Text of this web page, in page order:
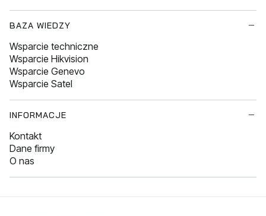
BAZA WIEDZY
Wsparcie techniczne
Wsparcie Hikvision
Wsparcie Genevo
Wsparcie Satel
INFORMACJE
Kontakt
Dane firmy
O nas